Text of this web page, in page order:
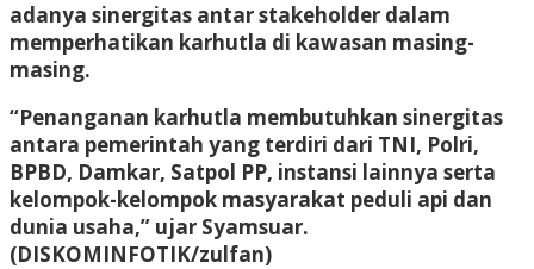
adanya sinergitas antar stakeholder dalam
memperhatikan karhutla di kawasan masing-
masing.
“Penanganan karhutla membutuhkan sinergitas
antara pemerintah yang terdiri dari TNI, Polri,
BPBD, Damkar, Satpol PP, instansi lainnya serta
kelompok-kelompok masyarakat peduli api dan
dunia usaha,” ujar Syamsuar.
(DISKOMINFOTIK/zulfan)